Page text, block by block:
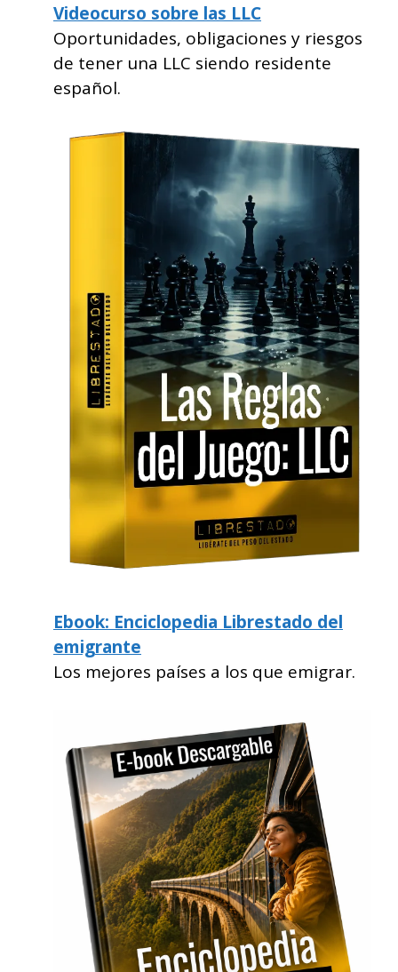
Videocurso sobre las LLC
Oportunidades, obligaciones y riesgos
de tener una LLC siendo residente
español.
Ebook: Enciclopedia Librestado del
emigrante
Los mejores países a los que emigrar.